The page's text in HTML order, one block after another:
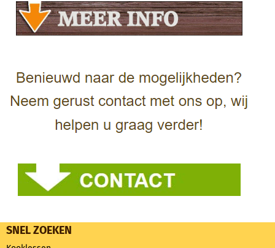
SNEL ZOEKEN